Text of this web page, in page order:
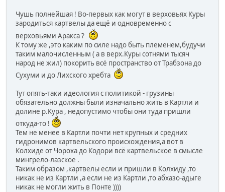
Чушь полнейшая ! Во-первых как могут в верховьях Куры
зародиться картвелы да ещё и одновременно с
верховьями Аракса ?
К тому же ,это каким по силе надо быть племенем,будучи
таким малочисленным ( а в верх.Куры сотнями тысяч
народ не жил) покорить всё пространство от Трабзона до
Сухуми и до Лихского хребта
Тут опять-таки идеология с политикой - грузины
обязательно должны были изначально жить в Картли и
долине р.Кура , недопустимо чтобы они туда пришли
откуда-то !
Тем не менее в Картли почти нет крупных и средних
гидронимов картвельского происхождения,а вот в
Колхиде от Чороха до Кодори всё картвельское в смысле
мингрело-лазское .
Таким образом ,картвелы если и пришли в Колхиду ,то
никак не из Картли ,а если не из Картли ,то абхазо-адыге
никак не могли жить в Понте ))))